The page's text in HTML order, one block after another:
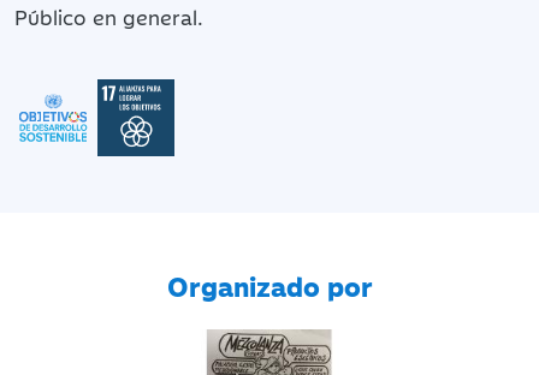
Público en general.
Organizado por